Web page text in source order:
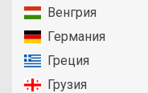
Венгрия
Германия
Греция
Грузия